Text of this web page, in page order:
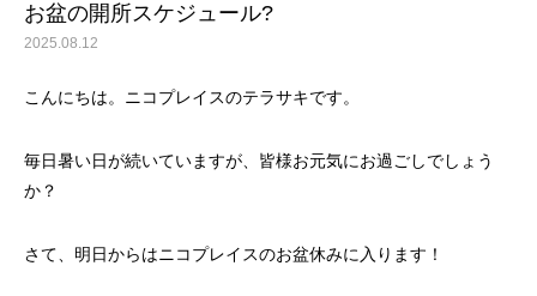
お盆の開所スケジュール?
2025.08.12
こんにちは。ニコプレイスのテラサキです。
毎日暑い日が続いていますが、皆様お元気にお過ごしでしょう
か？
さて、明日からはニコプレイスのお盆休みに入ります！